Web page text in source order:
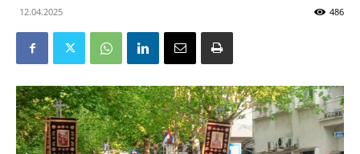
12.04.2025 486